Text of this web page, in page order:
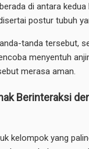
di antara kedua
postur tubuh
tanda tersebut,
menyentuh
merasa aman.
Berinteraksi
kelompok yang